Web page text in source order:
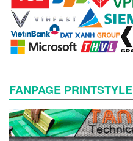
FANPAGE PRINTSTYLE